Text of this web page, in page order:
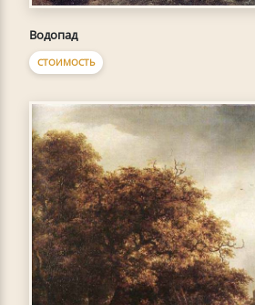
Водопад
СТОИМОСТЬ